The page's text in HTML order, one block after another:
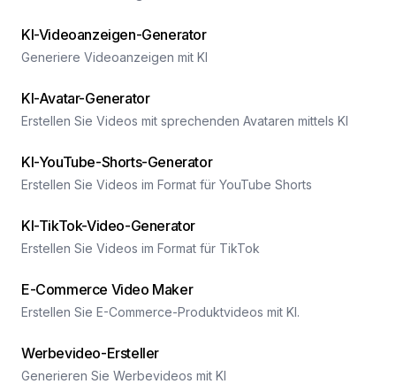
KI-Videoanzeigen-Generator
Generiere Videoanzeigen mit KI
KI-Avatar-Generator
Erstellen Sie Videos mit sprechenden Avataren mittels KI
KI-YouTube-Shorts-Generator
Erstellen Sie Videos im Format für YouTube Shorts
KI-TikTok-Video-Generator
Erstellen Sie Videos im Format für TikTok
E-Commerce Video Maker
Erstellen Sie E-Commerce-Produktvideos mit KI.
Werbevideo-Ersteller
Generieren Sie Werbevideos mit KI